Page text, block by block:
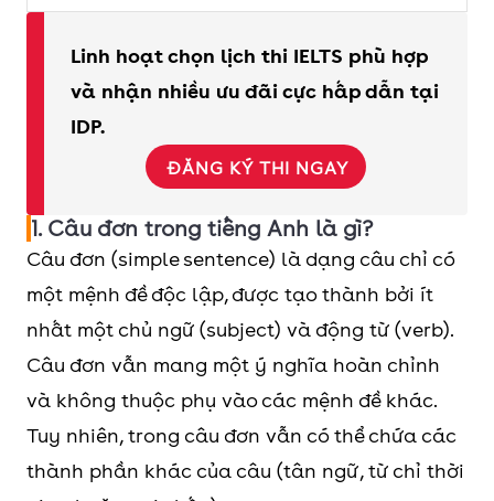
trúc câu đơn: Chủ ngữ, động từ, tân ngữ, bổ
ngữ, và trạng ngữ.
Linh hoạt chọn lịch thi IELTS phù hợp
và nhận nhiều ưu đãi cực hấp dẫn tại
IDP.
ĐĂNG KÝ THI NGAY
1. Câu đơn trong tiếng Anh là gì?
Câu đơn (simple sentence) là dạng câu chỉ có
một mệnh đề độc lập, được tạo thành bởi ít
nhất một chủ ngữ (subject) và động từ (verb).
Câu đơn vẫn mang một ý nghĩa hoàn chỉnh
và không thuộc phụ vào các mệnh đề khác.
Tuy nhiên, trong câu đơn vẫn có thể chứa các
thành phần khác của câu (tân ngữ, từ chỉ thời